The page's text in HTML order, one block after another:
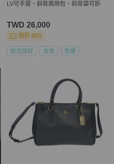
LV可手提、斜背兩用包，斜背袋可拆
TWD 26,000
現折 800
狀況良好 本地 免運